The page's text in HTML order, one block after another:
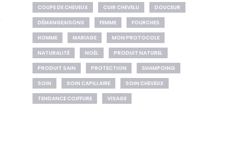
COUPE DE CHEVEUX
CUIR CHEVELU
DOUCEUR
DÉMANGEAISONS
FEMME
FOURCHES
HOMME
MARIAGE
MON PROTOCOLE
NATURALITÉ
NOËL
PRODUIT NATUREL
PRODUIT SAIN
PROTECTION
SHAMPOING
SOIN
SOIN CAPILLAIRE
SOIN CHEVEUX
TENDANCE COIFFURE
VISAGE